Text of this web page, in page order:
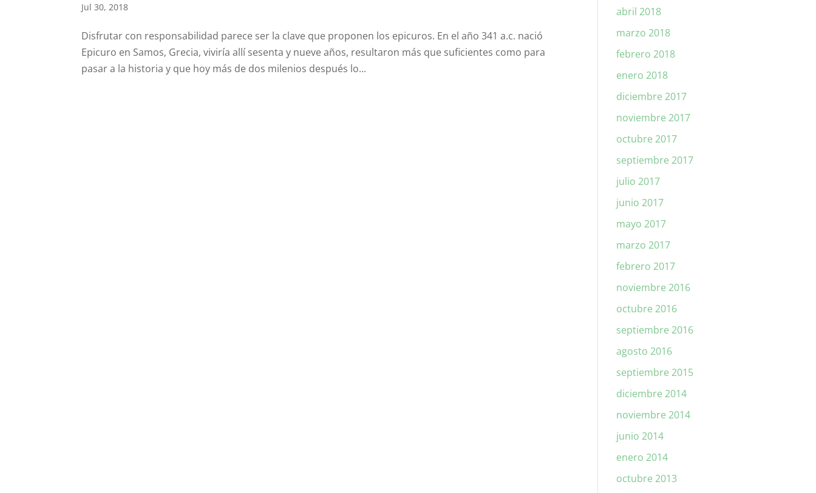
Jul 30, 2018
Disfrutar con responsabilidad parece ser la clave que proponen los epicuros. En el año 341 a.c. nació
Epicuro en Samos, Grecia, viviría allí sesenta y nueve años, resultaron más que suficientes como para
pasar a la historia y que hoy más de dos milenios después lo...
abril 2018
marzo 2018
febrero 2018
enero 2018
diciembre 2017
noviembre 2017
octubre 2017
septiembre 2017
julio 2017
junio 2017
mayo 2017
marzo 2017
febrero 2017
noviembre 2016
octubre 2016
septiembre 2016
agosto 2016
septiembre 2015
diciembre 2014
noviembre 2014
junio 2014
enero 2014
octubre 2013